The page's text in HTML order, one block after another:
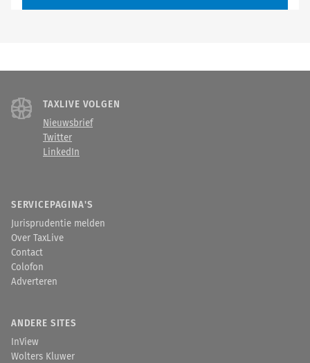
TAXLIVE VOLGEN
Nieuwsbrief
Twitter
LinkedIn
SERVICEPAGINA'S
Jurisprudentie melden
Over TaxLive
Contact
Colofon
Adverteren
ANDERE SITES
InView
Wolters Kluwer